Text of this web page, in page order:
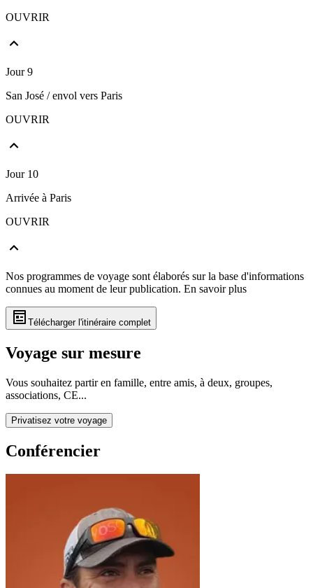
OUVRIR
Jour 9
San José / envol vers Paris
OUVRIR
Jour 10
Arrivée à Paris
OUVRIR
Nos programmes de voyage sont élaborés sur la base d'informations
connues au moment de leur publication. En savoir plus
Télécharger l'itinéraire complet
Voyage sur mesure
Vous souhaitez partir en famille, entre amis, à deux, groupes,
associations, CE...
Privatisez votre voyage
Conférencier